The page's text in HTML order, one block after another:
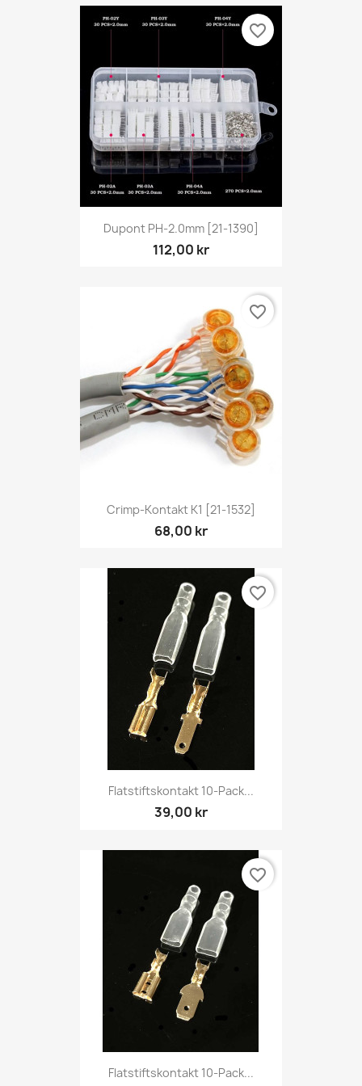
Dupont PH-2.0mm [21-1390]
112,00 kr
favorite_border
Crimp-Kontakt K1 [21-1532]
68,00 kr
favorite_border
Flatstiftskontakt 10-Pack...
39,00 kr
favorite_border
Flatstiftskontakt 10-Pack...
favorite_border